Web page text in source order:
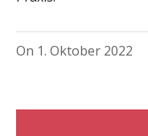
On 1. Oktober 2022